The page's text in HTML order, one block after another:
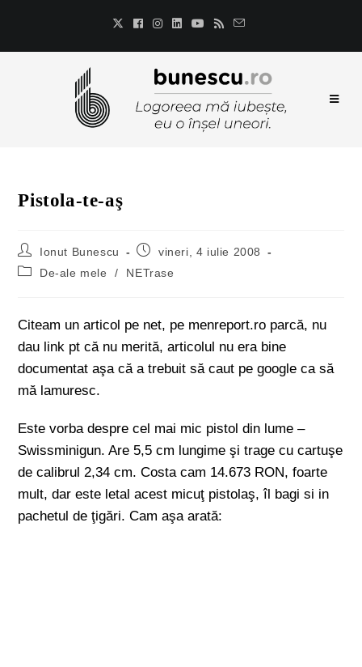
Pistola-te-aş
Ionut Bunescu
vineri, 4 iulie 2008
De-ale mele
/ NETrase
Citeam un articol pe net, pe menreport.ro parcă, nu
dau link pt că nu merită, articolul nu era bine
documentat aşa că a trebuit să caut pe google ca să
mă lamuresc.
Este vorba despre cel mai mic pistol din lume –
Swissminigun. Are 5,5 cm lungime şi trage cu cartuşe
de calibrul 2,34 cm. Costa cam 14.673 RON, foarte
mult, dar este letal acest micuţ pistolaş, îl bagi si in
pachetul de ţigări. Cam aşa arată: